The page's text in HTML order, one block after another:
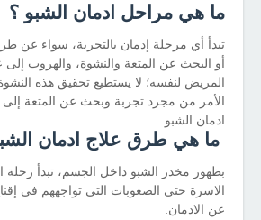
ما هي مراحل ادمان الشبو ؟
تبدأ أي مرحلة إدمان بالتجربة، سواء عن
أو البحث عن المتعة والنشوة، والهروب إلى
المريض لنفسه؛ لا يستطيع تحقيق هذه
الأمر من مجرد تجربة وبحث عن المتعة إلى
ادمان الشبو .
ما هي طرق علاج ادمان
بظهور مخدر الشبو داخل الجسم، تبدأ
الاسرة حتى الصعوبات التي تواجههم في
عن الادمان.